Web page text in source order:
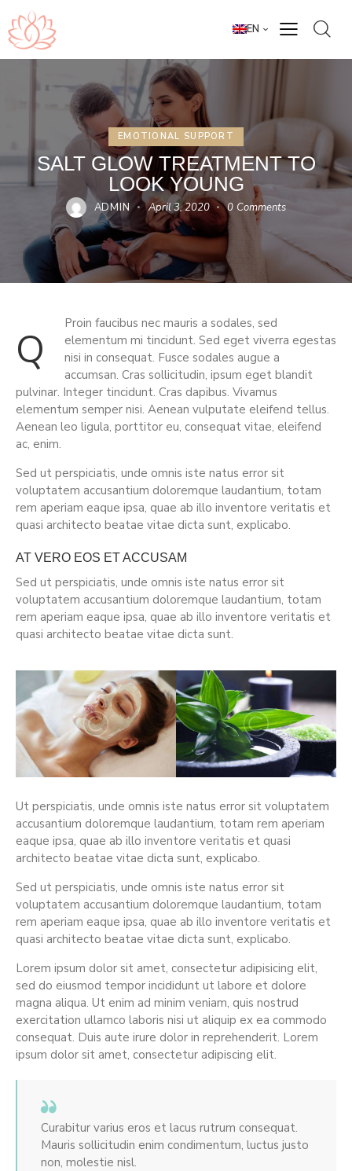
EN
EMOTIONAL SUPPORT
SALT GLOW TREATMENT TO
LOOK YOUNG
ADMIN April 3, 2020 0 Comments
q
Proin faucibus nec mauris a sodales, sed
elementum mi tincidunt. Sed eget viverra egestas
nisi in consequat. Fusce sodales augue a
accumsan. Cras sollicitudin, ipsum eget blandit
pulvinar. Integer tincidunt. Cras dapibus. Vivamus
elementum semper nisi. Aenean vulputate eleifend tellus.
Aenean leo ligula, porttitor eu, consequat vitae, eleifend
ac, enim.
Sed ut perspiciatis, unde omnis iste natus error sit
voluptatem accusantium doloremque laudantium, totam
rem aperiam eaque ipsa, quae ab illo inventore veritatis et
quasi architecto beatae vitae dicta sunt, explicabo.
AT VERO EOS ET ACCUSAM
Sed ut perspiciatis, unde omnis iste natus error sit
voluptatem accusantium doloremque laudantium, totam
rem aperiam eaque ipsa, quae ab illo inventore veritatis et
quasi architecto beatae vitae dicta sunt.
Ut perspiciatis, unde omnis iste natus error sit voluptatem
accusantium doloremque laudantium, totam rem aperiam
eaque ipsa, quae ab illo inventore veritatis et quasi
architecto beatae vitae dicta sunt, explicabo.
Sed ut perspiciatis, unde omnis iste natus error sit
voluptatem accusantium doloremque laudantium, totam
rem aperiam eaque ipsa, quae ab illo inventore veritatis et
quasi architecto beatae vitae dicta sunt, explicabo.
Lorem ipsum dolor sit amet, consectetur adipisicing elit,
sed do eiusmod tempor incididunt ut labore et dolore
magna aliqua. Ut enim ad minim veniam, quis nostrud
exercitation ullamco laboris nisi ut aliquip ex ea commodo
consequat. Duis aute irure dolor in reprehenderit. Lorem
ipsum dolor sit amet, consectetur adipiscing elit.
Curabitur varius eros et lacus rutrum consequat.
Mauris sollicitudin enim condimentum, luctus justo
non, molestie nisl.